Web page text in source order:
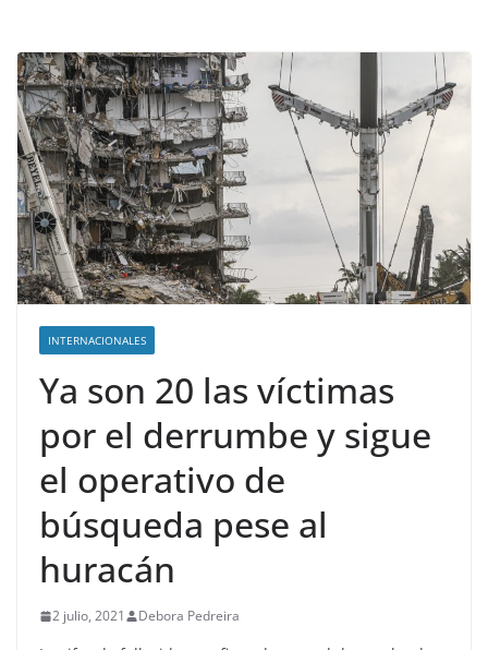
INTERNACIONALES
Ya son 20 las víctimas
por el derrumbe y sigue
el operativo de
búsqueda pese al
huracán
2 julio, 2021 Debora Pedreira